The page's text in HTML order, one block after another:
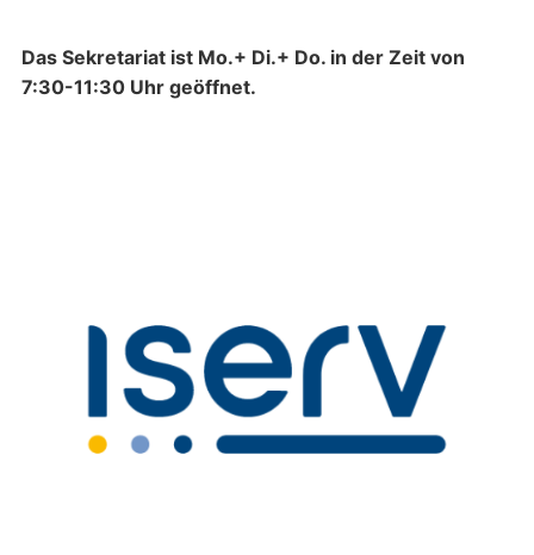
Das Sekretariat ist Mo.+ Di.+ Do. in der Zeit von
7:30-11:30 Uhr geöffnet.